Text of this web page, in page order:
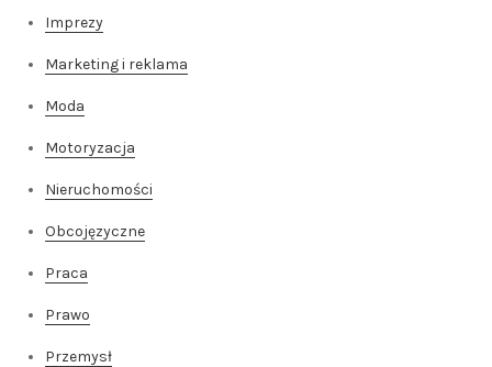
Imprezy
Marketing i reklama
Moda
Motoryzacja
Nieruchomości
Obcojęzyczne
Praca
Prawo
Przemysł